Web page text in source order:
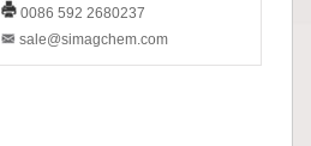
0086 592 2680237
sale@simagchem.com